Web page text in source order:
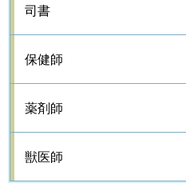
司書
保健師
薬剤師
獣医師